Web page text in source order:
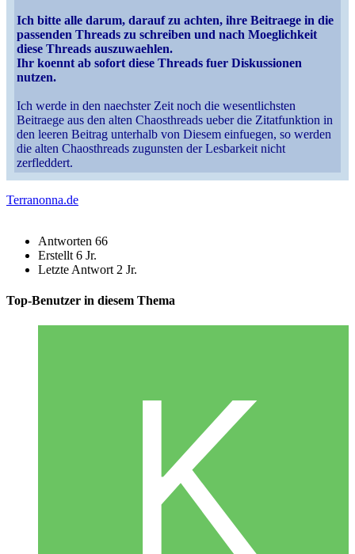
Ich bitte alle darum, darauf zu achten, ihre Beitraege in die
passenden Threads zu schreiben und nach Moeglichkeit
diese Threads auszuwaehlen.
Ihr koennt ab sofort diese Threads fuer Diskussionen
nutzen.
Ich werde in den naechster Zeit noch die wesentlichsten
Beitraege aus den alten Chaosthreads ueber die Zitatfunktion in
den leeren Beitrag unterhalb von Diesem einfuegen, so werden
die alten Chaosthreads zugunsten der Lesbarkeit nicht
zerfleddert.
Terranonna.de
Antworten 66
Erstellt 6 Jr.
Letzte Antwort 2 Jr.
Top-Benutzer in diesem Thema